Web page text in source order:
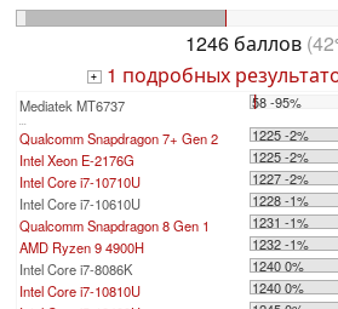
1246 баллов
+ 1 подробных
Mediatek MT6737 58 -95%
...
Qualcomm Snapdragon 7+ Gen 2
1225 -2%
Intel Xeon E-2176G
1225 -2%
Intel Core i7-10710U
1227 -2%
Intel Core i7-10610U
1228 -1%
Qualcomm Snapdragon 8 Gen 1
1231 -1%
AMD Ryzen 9 4900H
1232 -1%
Intel Core i7-8086K
1240 0%
Intel Core i7-10810U
1240 0%